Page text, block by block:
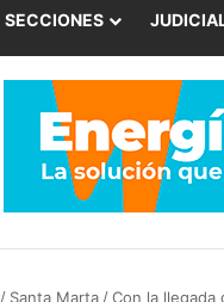
SECCIONES
/ Santa Marta /Con la llegada